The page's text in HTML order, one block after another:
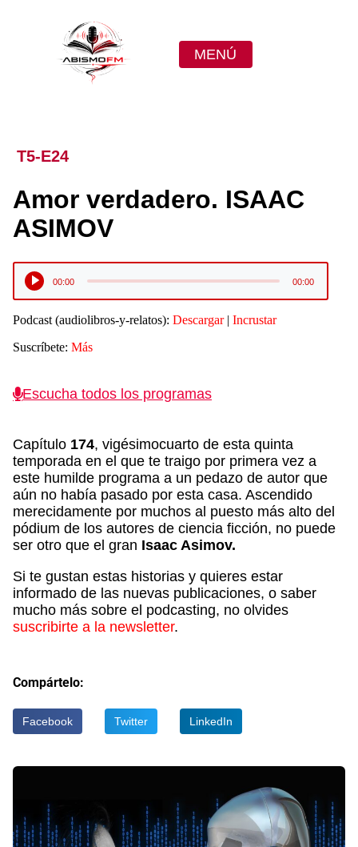
MENÚ
T5-E24
Amor verdadero. ISAAC
ASIMOV
Reproductor
audio
00:00 00:00
Podcast (audiolibros-y-relatos): Descargar| Incrustar
Suscríbete: Más
Escucha todos los programas
Capítulo 174, vigésimocuarto de esta quinta
temporada en el que te traigo por primera vez a
este humilde programa a un pedazo de autor que
aún no había pasado por esta casa. Ascendido
merecidamente por muchos al puesto más alto del
pódium de los autores de ciencia ficción, no puede
ser otro que el gran Isaac Asimov.
Si te gustan estas historias y quieres estar
informado de las nuevas publicaciones, o saber
mucho más sobre el podcasting, no olvides
suscribirte a la newsletter.
Compártelo:
Facebook Twitter LinkedIn